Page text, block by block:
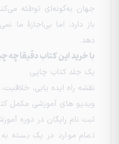
جهان به‌گونه‌ای توطئه
باز دارد، اما بی‌اجازهٔ ما
دهد.
با خرید این کتاب دقیقا
یک جلد کتاب چاپی
نقشه راه ایده یابی،
ویدیو های آموزشی مکمل
ثبت نام رایگان در دوره
تمام موارد در یک بسته